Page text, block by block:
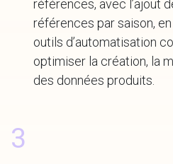
références, avec l’ajout
références par saison,
outils d’automatisation
optimiser la création, la
des données produits.
3